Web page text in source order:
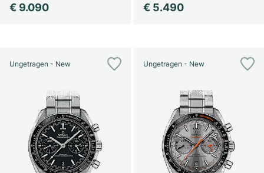
€ 9.090 € 5.490
Ungetragen - New Ungetragen - New